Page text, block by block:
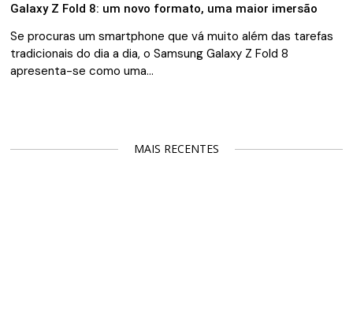
Galaxy Z Fold 8: um novo formato, uma maior imersão
Se procuras um smartphone que vá muito além das tarefas
tradicionais do dia a dia, o Samsung Galaxy Z Fold 8
apresenta-se como uma…
MAIS RECENTES